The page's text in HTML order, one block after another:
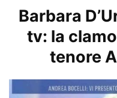
Barbara
tv: la
tenore